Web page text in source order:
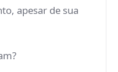
apesar de sua